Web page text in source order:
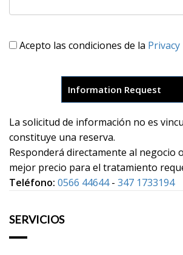
Acepto las condiciones de la Privacy
La solicitud de información no es
constituye una reserva.
Responderá directamente al negocio
mejor precio para el tratamiento
Teléfono: 0566 44644- 347 1733194
SERVICIOS